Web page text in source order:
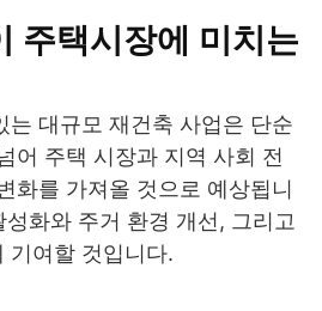
주택시장에 미치는
는 대규모 재건축 사업은 단순
어 주택 시장과 지역 사회 전
화를 가져올 것으로 예상됩니
화와 주거 환경 개선, 그리고
기여할 것입니다.